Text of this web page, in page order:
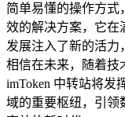
简单易懂的操作方式
效的解决方案，它在
发展注入了新的活力
相信在未来，随着技
imToken 中转站将发
域的重要枢纽，引领